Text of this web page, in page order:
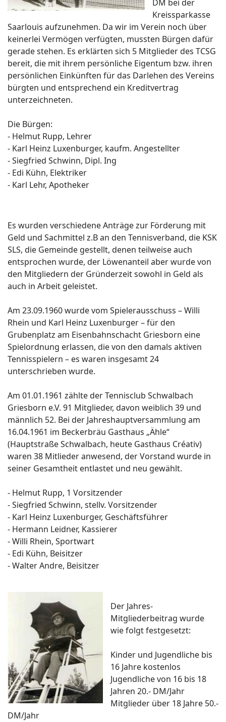
DM bei der
Kreissparkasse
Saarlouis aufzunehmen. Da wir im Verein noch über
keinerlei Vermögen verfügten, mussten Bürgen dafür
gerade stehen. Es erklärten sich 5 Mitglieder des TCSG
bereit, die mit ihrem persönliche Eigentum bzw. ihren
persönlichen Einkünften für das Darlehen des Vereins
bürgten und entsprechend ein Kreditvertrag
unterzeichneten.
Die Bürgen:
- Helmut Rupp, Lehrer
- Karl Heinz Luxenburger, kaufm. Angestellter
- Siegfried Schwinn, Dipl. Ing
- Edi Kühn, Elektriker
- Karl Lehr, Apotheker
Es wurden verschiedene Anträge zur Förderung mit
Geld und Sachmittel z.B an den Tennisverband, die KSK
SLS, die Gemeinde gestellt, denen teilweise auch
entsprochen wurde, der Löwenanteil aber wurde von
den Mitgliedern der Gründerzeit sowohl in Geld als
auch in Arbeit geleistet.
Am 23.09.1960 wurde vom Spielerausschuss – Willi
Rhein und Karl Heinz Luxenburger – für den
Grubenplatz am Eisenbahnschacht Griesborn eine
Spielordnung erlassen, die von den damals aktiven
Tennisspielern – es waren insgesamt 24
unterschrieben wurde.
Am 01.01.1961 zählte der Tennisclub Schwalbach
Griesborn e.V. 91 Mitglieder, davon weiblich 39 und
männlich 52. Bei der Jahreshauptversammlung am
16.04.1961 im Beckerbräu Gasthaus „Ähle“
(Hauptstraße Schwalbach, heute Gasthaus Créativ)
waren 38 Mitlieder anwesend, der Vorstand wurde in
seiner Gesamtheit entlastet und neu gewählt.
- Helmut Rupp, 1 Vorsitzender
- Siegfried Schwinn, stellv. Vorsitzender
- Karl Heinz Luxenburger, Geschäftsführer
- Hermann Leidner, Kassierer
- Willi Rhein, Sportwart
- Edi Kühn, Beisitzer
- Walter Andre, Beisitzer
Der Jahres-
Mitgliederbeitrag wurde
wie folgt festgesetzt:
Kinder und Jugendliche bis
16 Jahre kostenlos
Jugendliche von 16 bis 18
Jahren 20.- DM/Jahr
Mitglieder über 18 Jahre 50.-
DM/Jahr